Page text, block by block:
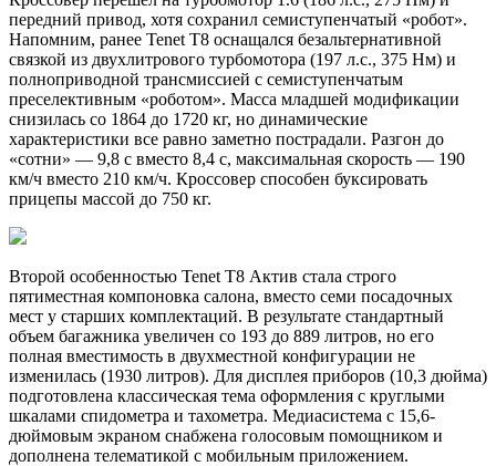
передний привод, хотя сохранил семиступенчатый «робот».
Напомним, ранее Tenet T8 оснащался безальтернативной
связкой из двухлитрового турбомотора (197 л.с., 375 Нм) и
полноприводной трансмиссией с семиступенчатым
преселективным «роботом». Масса младшей модификации
снизилась со 1864 до 1720 кг, но динамические
характеристики все равно заметно пострадали. Разгон до
«сотни» — 9,8 с вместо 8,4 с, максимальная скорость — 190
км/ч вместо 210 км/ч. Кроссовер способен буксировать
прицепы массой до 750 кг.
Второй особенностью Tenet T8 Актив стала строго
пятиместная компоновка салона, вместо семи посадочных
мест у старших комплектаций. В результате стандартный
объем багажника увеличен со 193 до 889 литров, но его
полная вместимость в двухместной конфигурации не
изменилась (1930 литров). Для дисплея приборов (10,3 дюйма)
подготовлена классическая тема оформления с круглыми
шкалами спидометра и тахометра. Медиасистема с 15,6-
дюймовым экраном снабжена голосовым помощником и
дополнена телематикой с мобильным приложением.